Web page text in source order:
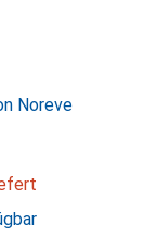
Noreve